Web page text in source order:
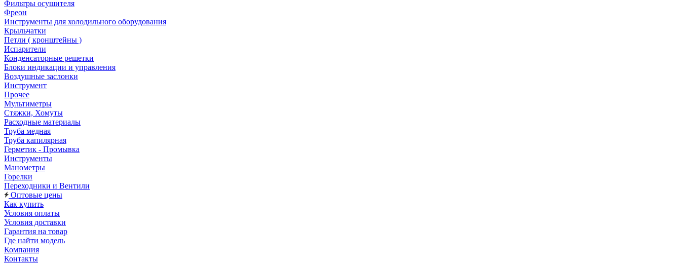
Фильтры осушителя
Фреон
Инструменты для холодильного оборудования
Крыльчатки
Петли ( кронштейны )
Испарители
Конденсаторные решетки
Блоки индикации и управления
Воздушные заслонки
Инструмент
Прочее
Мультиметры
Стяжки, Хомуты
Расходные материалы
Труба медная
Труба капилярная
Герметик - Промывка
Инструменты
Манометры
Горелки
Переходники и Вентили
Оптовые цены
Как купить
Условия оплаты
Условия доставки
Гарантия на товар
Где найти модель
Компания
Контакты